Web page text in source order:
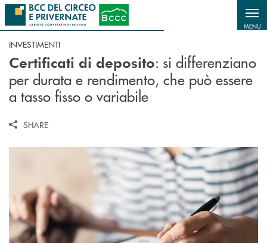
Salta al contenuto principale
MENU
INVESTIMENTI
Certificati di deposito: si differenziano
per durata e rendimento, che può essere
a tasso fisso o variabile
SHARE